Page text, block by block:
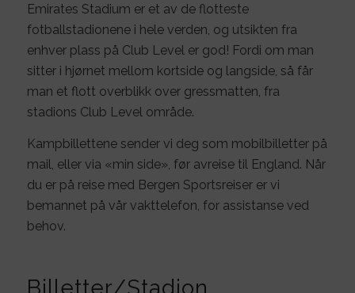
Emirates Stadium er et av de flotteste
fotballstadionene i hele verden, og utsikten fra
enhver plass på Club Level er god! Fordi om man
sitter i hjørnet mellom kortside og langside, så får
man et flott overblikk over gressmatten, fra
stadions Club Level område.
​Kampbillettene sender vi deg som mobilbilletter på
mail, eller via «min side», før avreise til England. Når
du er på reise med Bergen Sportsreiser er vi
bemannet på vår vakttelefon, for assistanse ved
behov.
Billetter/Stadion